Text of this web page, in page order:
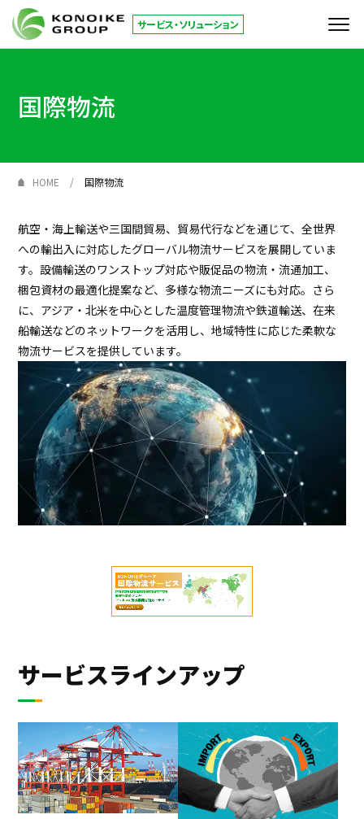
サービス・ソリューション
倉庫拠点
コーポレートサイト
JP EN お問い合わせ
国際物流
HOME 国際物流
航空・海上輸送や三国間貿易、貿易代行などを通じて、全世界
への輸出入に対応したグローバル物流サービスを展開していま
す。設備輸送のワンストップ対応や販促品の物流・流通加工、
梱包資材の最適化提案など、多様な物流ニーズにも対応。さら
に、アジア・北米を中心とした温度管理物流や鉄道輸送、在来
船輸送などのネットワークを活用し、地域特性に応じた柔軟な
物流サービスを提供しています。
サービスラインアップ